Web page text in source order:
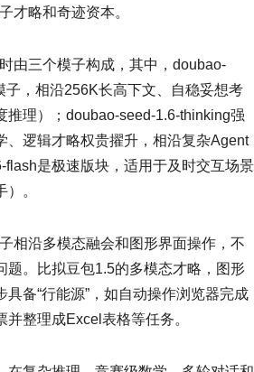
才略和奇迹资本。
由三个模子构成，其中，doubao-
子，相沿256K长高下文、自稳妥想考
推理）；doubao-seed-1.6-thinking强
、逻辑才略权贵擢升，相沿复杂Agent
flash是极速版块，适用于及时交互场景
。
相沿多模态融会和图形界面操作，不
题。比拟豆包1.5的多模态才略，图形
备“行能源”，如自动操作浏览器完成
整理成Excel表格等任务。